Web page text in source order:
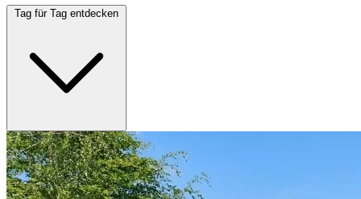
Tag für Tag entdecken